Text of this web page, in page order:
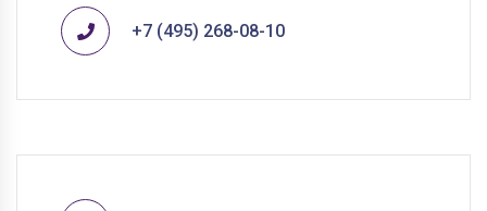
+7 (495) 268-08-10